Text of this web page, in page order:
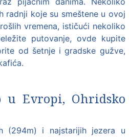
radnji koje su smeštene u ovoj
vremena, ističući nekoliko
putovanje, ovde kupite
od šetnje i gradske gužve,
u Evropi, Ohridsko
(294m) i najstarijih jezera u